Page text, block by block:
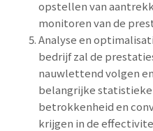
opstellen van
monitoren van de
Analyse en
bedrijf zal de
nauwlettend volgen
belangrijke
betrokkenheid en
krijgen in de